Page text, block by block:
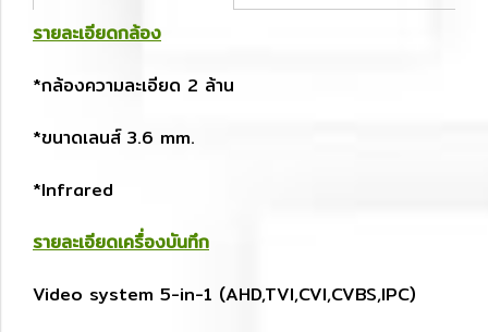
รายละเอียดกล้อง
*กล้องความละเอียด 2 ล้าน
*ขนาดเลนส์ 3.6 mm.
*Infrared
รายละเอียดเครื่องบันทึก
Video system 5-in-1 (AHD,TVI,CVI,CVBS,IPC)